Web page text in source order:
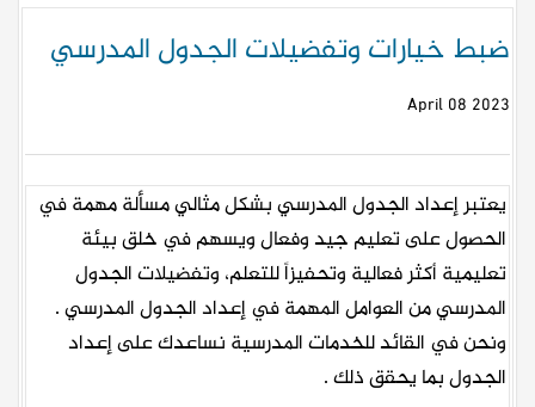
ضبط خيارات وتفضيلات الجدول المدرسي
2023 April 08
يعتبر إعداد الجدول المدرسي بشكل مثالي مسألة مهمة في
الحصول على تعليم جيد وفعال ويسهم في خلق بيئة
تعليمية أكثر فعالية وتحفيزاً للتعلم، وتفضيلات الجدول
المدرسي من العوامل المهمة في إعداد الجدول المدرسي .
ونحن في القائد للخدمات المدرسية نساعدك على إعداد
الجدول بما يحقق ذلك .